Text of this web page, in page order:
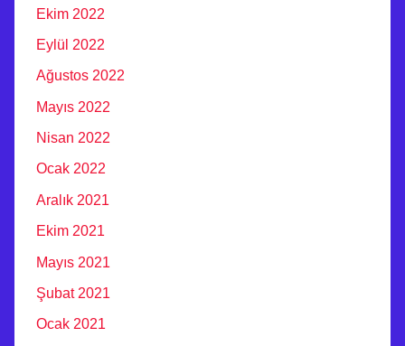
Ekim 2022
Eylül 2022
Ağustos 2022
Mayıs 2022
Nisan 2022
Ocak 2022
Aralık 2021
Ekim 2021
Mayıs 2021
Şubat 2021
Ocak 2021